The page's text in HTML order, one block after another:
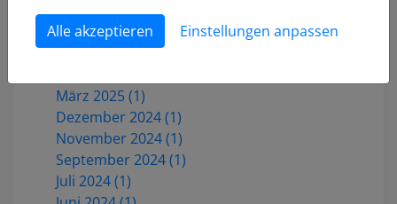
Dezember 2025 (3)
Oktober 2025 (1)
Juni 2025 (1)
März 2025 (1)
Dezember 2024 (1)
November 2024 (1)
September 2024 (1)
Juli 2024 (1)
Einstellungen anpassen